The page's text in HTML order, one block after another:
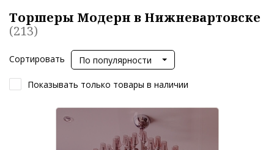
Торшеры Модерн в Нижневартовске
(213)
Сортировать По популярности
Показывать только товары в наличии